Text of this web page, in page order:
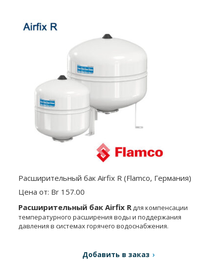
Расширительный бак Airfix R (Flamco, Германия)
Цена от: Br 157.00
Расширительный бак Airfix Rдля компенсации
температурного расширения воды и под­держания
давления в системах горячего водоснабжения.
Добавить в заказ